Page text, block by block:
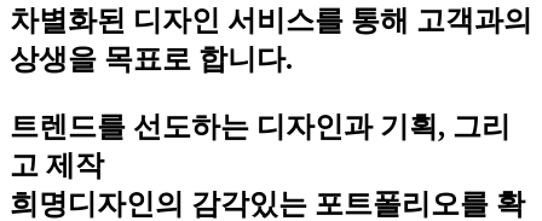
차별화된 디자인 서비스를 통해 고객과의
상생을 목표로 합니다.
트렌드를 선도하는 디자인과 기획, 그리
고 제작
희명디자인의 감각있는 포트폴리오를 확